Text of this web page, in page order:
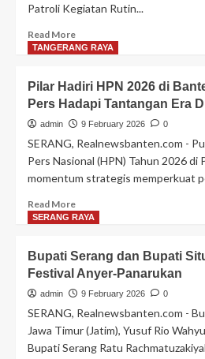
Jadwal
Patroli Kegiatan Rutin...
Read MoreRead
more
Serang
Intensifkan
Patroli
KRYD,
Kamtibmas
Wilayah
Terpantau
Aman
Kondusif
TANGERANG RAYA
Pilar Hadiri HPN 2026 di
Pers Hadapi Tantangan Era
admin 9 February 2026 0
SERANG, Realnewsbanten.com -
Pers Nasional (HPN) Tahun 2026 di
momentum strategis memperkuat
Read MoreRead
more
Hadiri
HPN
2026
di
Perkuat
Peran
SERANG RAYA
Bupati Serang dan Bupati
Festival Anyer-Panarukan
admin 9 February 2026 0
SERANG, Realnewsbanten.com -
Jawa Timur (Jatim), Yusuf Rio
Bupati Serang Ratu